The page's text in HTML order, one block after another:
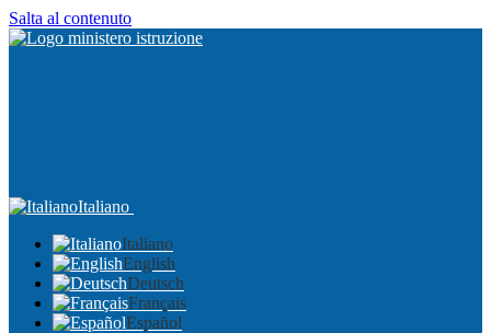
Salta al contenuto
Italiano
Italiano
English
Deutsch
Français
Español